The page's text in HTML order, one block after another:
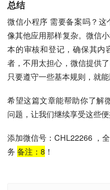
总结
微信小程序 需要备案吗？
像其他应用那样复杂。微信
本的审核和登记，确保其内
者，不用太担心，微信提供
只要遵守一些基本规则，就
希望这篇文章能帮助你了解
问题，让我们继续享受这些
添加微信号：CHL22266 ，
务 备注： 8 ！